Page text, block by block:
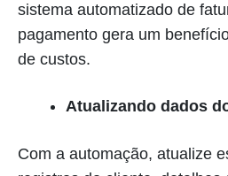
sistema automatizado de
pagamento gera um
de custos.
Atualizando dados
Com a automação, atualize